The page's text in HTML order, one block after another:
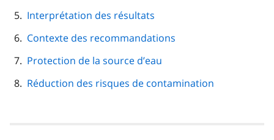
Interprétation des résultats
Contexte des recommandations
Protection de la source d’eau
Réduction des risques de contamination